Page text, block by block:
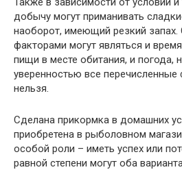
добычу могут приманивать
наоборот, имеющий резкий
факторами могут являться и
пищи в месте обитания, и погода,
уверенностью все
нельзя.
Сделана прикормка в домашних
приобретена в рыболовном
особой роли – иметь успех или
равной степени могут оба